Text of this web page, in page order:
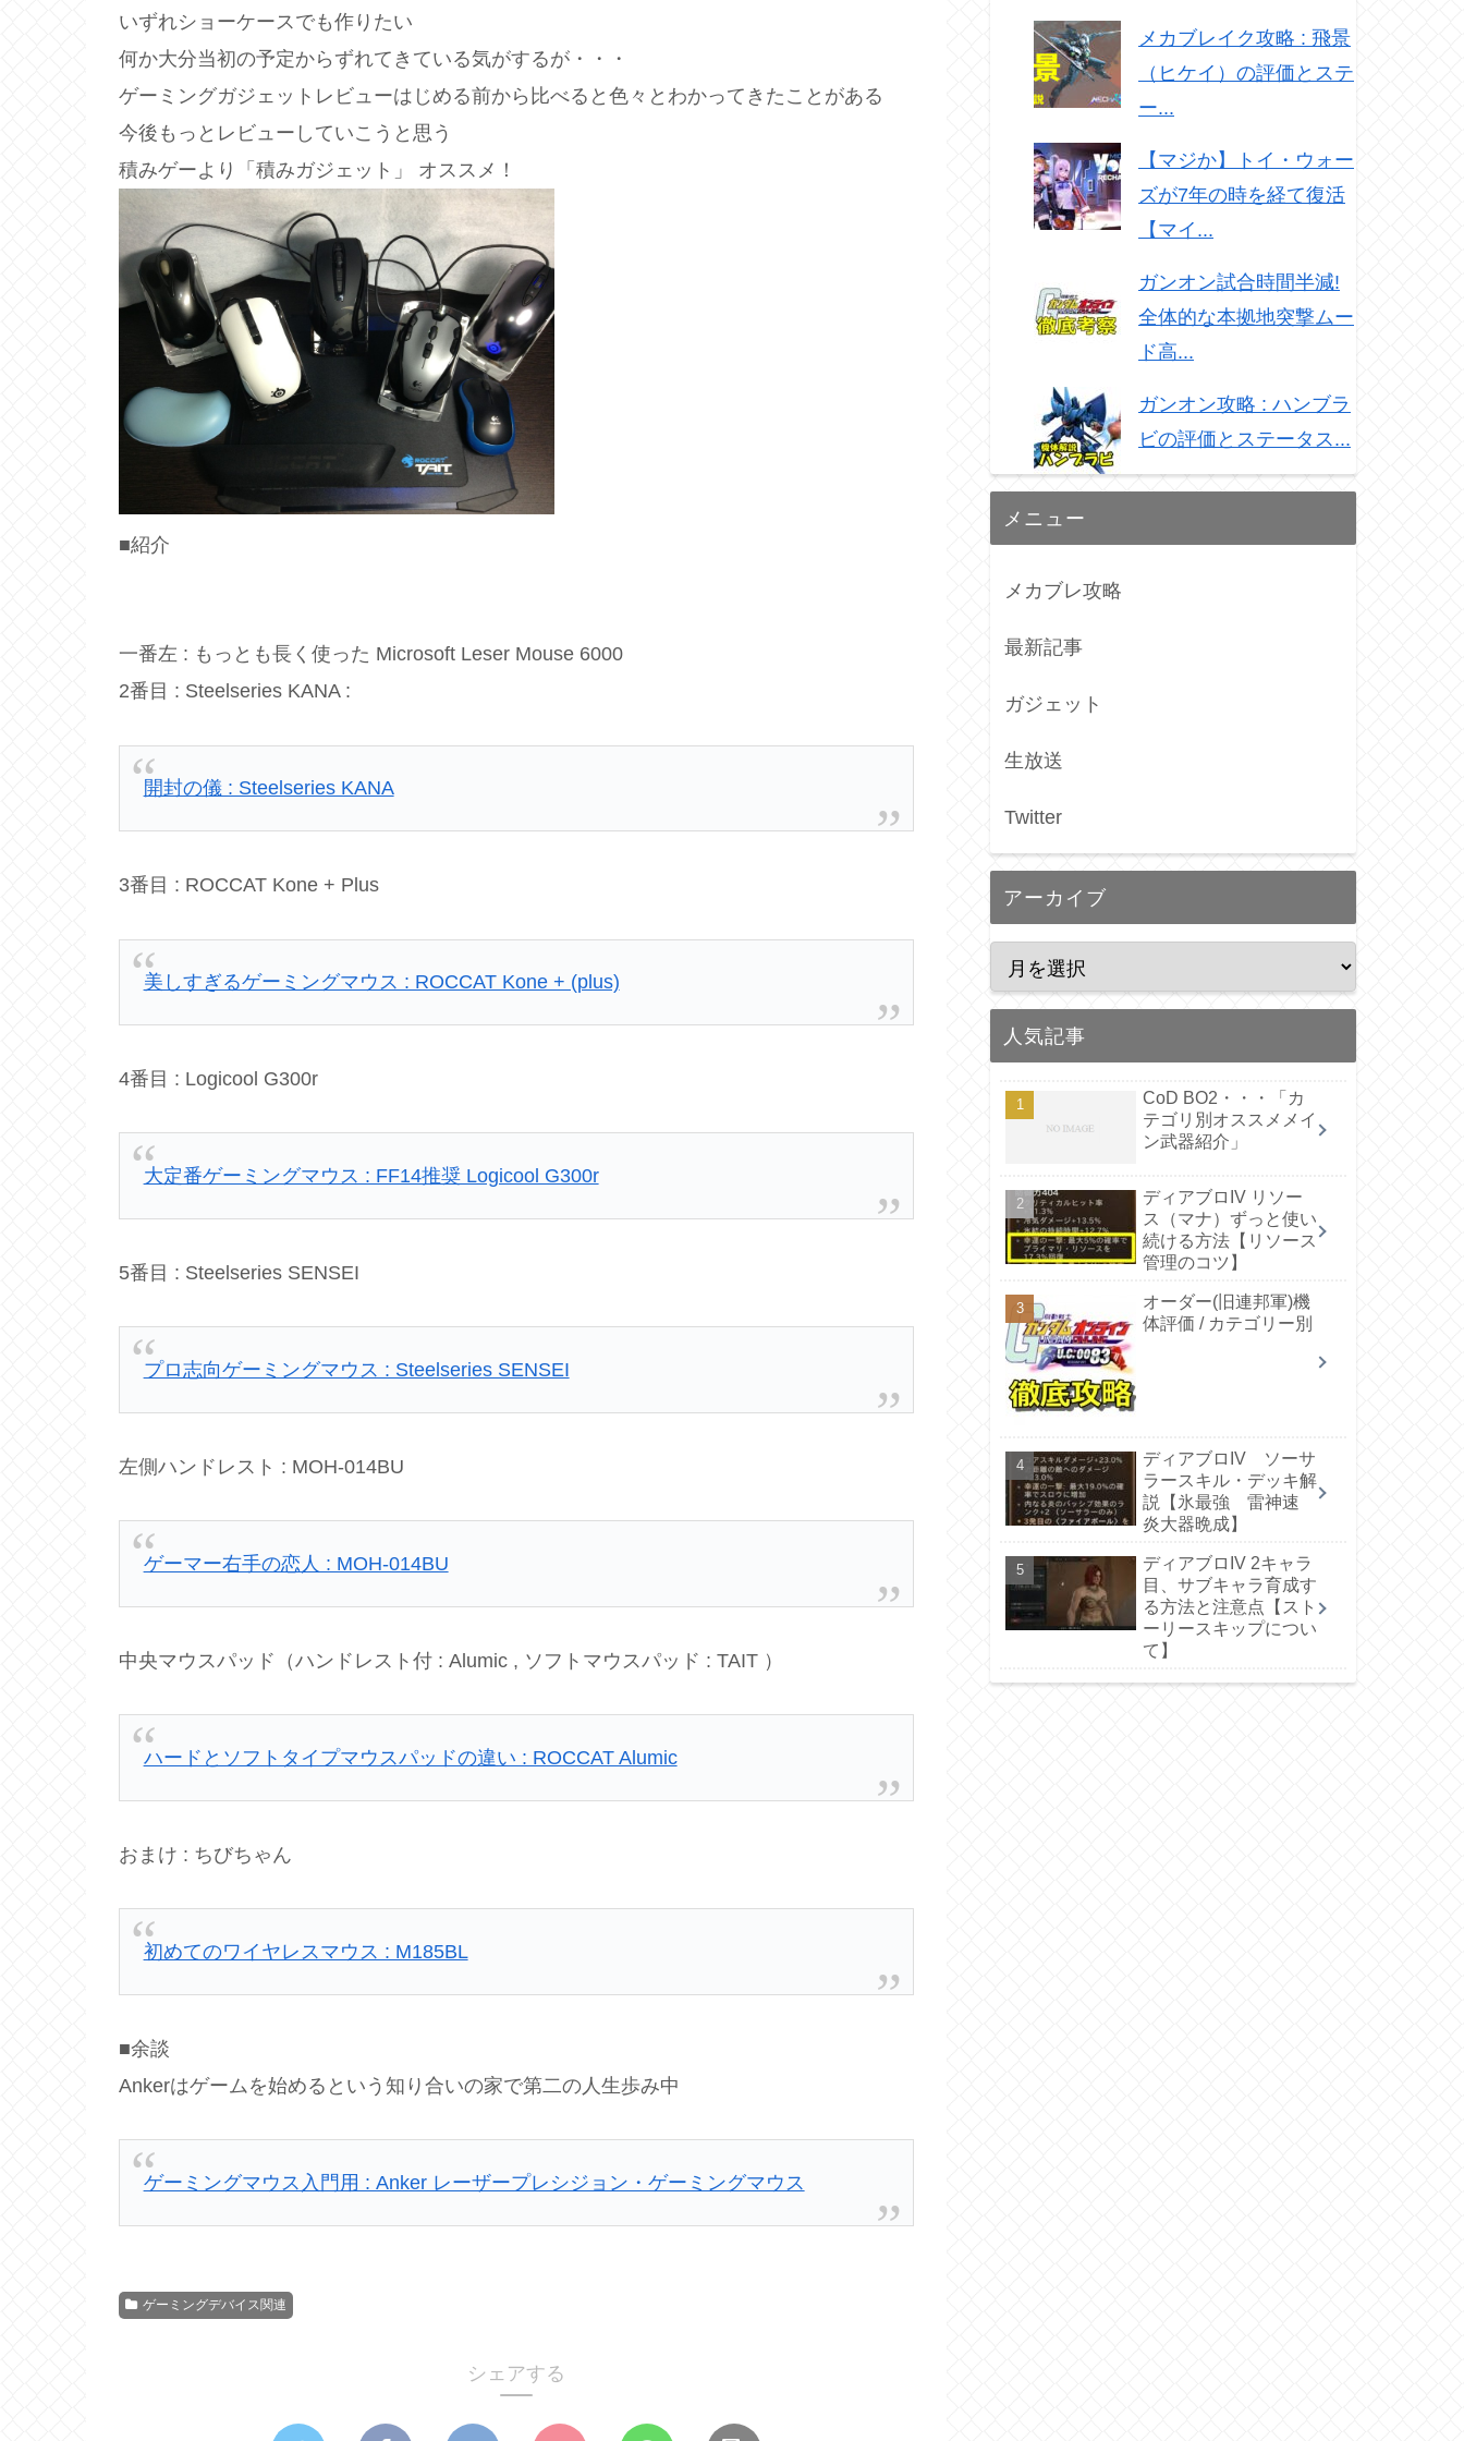
いずれショーケースでも作りたい
何か大分当初の予定からずれてきている気がするが・・・
ゲーミングガジェットレビューはじめる前から比べると色々とわかってきたことがある
今後もっとレビューしていこうと思う
積みゲーより「積みガジェット」 オススメ！
■紹介
一番左 : もっとも長く使った Microsoft Leser Mouse 6000
2番目 : Steelseries KANA :
開封の儀 : Steelseries KANA
3番目 : ROCCAT Kone + Plus
美しすぎるゲーミングマウス : ROCCAT Kone + (plus)
4番目 : Logicool G300r
大定番ゲーミングマウス : FF14推奨 Logicool G300r
5番目 : Steelseries SENSEI
プロ志向ゲーミングマウス : Steelseries SENSEI
左側ハンドレスト : MOH-014BU
ゲーマー右手の恋人 : MOH-014BU
中央マウスパッド（ハンドレスト付 : Alumic , ソフトマウスパッド : TAIT ）
ハードとソフトタイプマウスパッドの違い : ROCCAT Alumic
おまけ : ちびちゃん
初めてのワイヤレスマウス : M185BL
■余談
Ankerはゲームを始めるという知り合いの家で第二の人生歩み中
ゲーミングマウス入門用 : Anker レーザープレシジョン・ゲーミングマウス
ゲーミングデバイス関連
シェアする
メカブレイク攻略 : 飛景
（ヒケイ）の評価とステ
ー...
【マジか】トイ・ウォー
ズが7年の時を経て復活
【マイ...
ガンオン試合時間半減!
全体的な本拠地突撃ムー
ド高...
ガンオン攻略 : ハンブラ
ビの評価とステータス...
メニュー
メカブレ攻略
最新記事
ガジェット
生放送
Twitter
アーカイブ
人気記事
CoD BO2・・・「カ
テゴリ別オススメメイ
ン武器紹介」
ディアブロIV リソー
ス（マナ）ずっと使い
続ける方法【リソース
管理のコツ】
オーダー(旧連邦軍)機
体評価 / カテゴリー別
ディアブロIV ソーサ
ラースキル・デッキ解
説【氷最強 雷神速
炎大器晩成】
ディアブロIV 2キャラ
目、サブキャラ育成す
る方法と注意点【スト
ーリースキップについ
て】